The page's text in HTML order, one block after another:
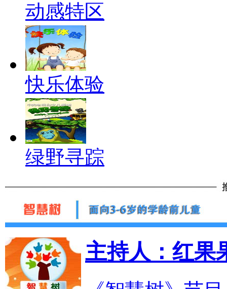
动感特区
快乐体验
绿野寻踪
主持人：红果